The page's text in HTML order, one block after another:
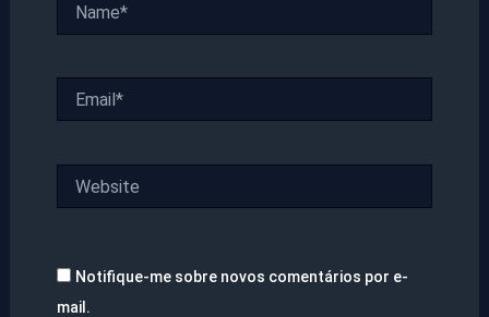
Notifique-me sobre novos comentários por e-
mail.